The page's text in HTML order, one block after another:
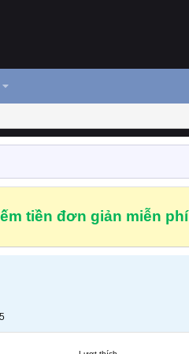
tiền đơn giản miễn phí